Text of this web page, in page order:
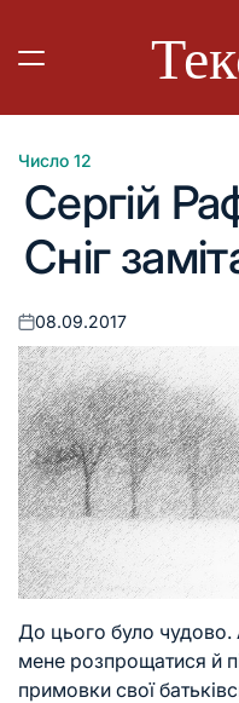
вмісту
Опублікувати
у
Число 12
Сергій
Сніг
Оприлюднено
08.09.2017
До цього було
мене розпрощатися й
примовки свої